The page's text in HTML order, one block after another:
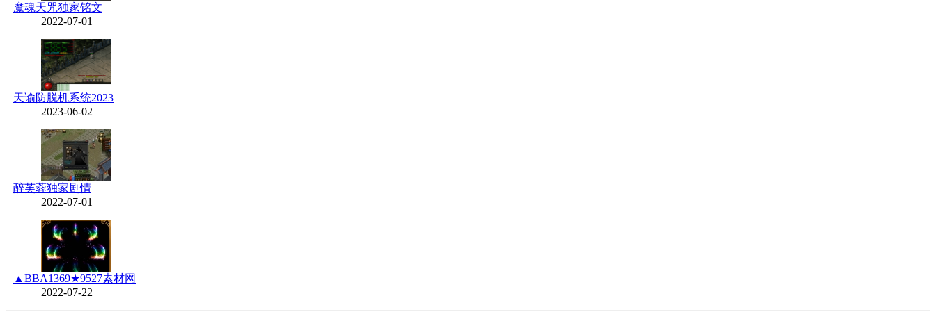
魔魂天咒独家铭文
2022-07-01
天谕防脱机系统2023
2023-06-02
醉芙蓉独家剧情
2022-07-01
▲BBA1369★9527素材网
2022-07-22